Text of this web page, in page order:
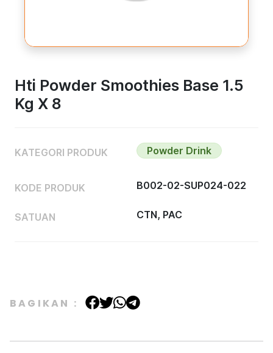
Hti Powder Smoothies Base 1.5
Kg X 8
KATEGORI PRODUK Powder Drink
KODE PRODUK B002-02-SUP024-022
SATUAN CTN, PAC
BAGIKAN :